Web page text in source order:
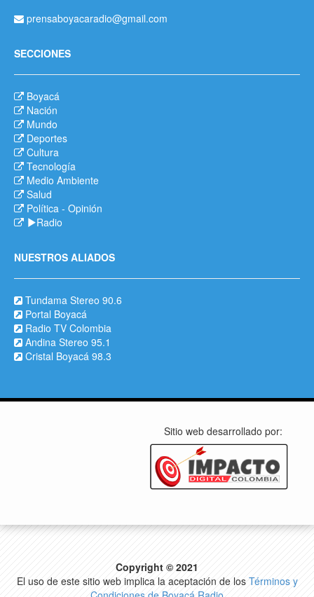
prensaboyacaradio@gmail.com
SECCIONES
Boyacá
Nación
Mundo
Deportes
Cultura
Tecnología
Medio Ambiente
Salud
Política - Opinión
Radio
NUESTROS ALIADOS
Tundama Stereo 90.6
Portal Boyacá
Radio TV Colombia
Andina Stereo 95.1
Cristal Boyacá 98.3
Sitio web desarrollado por:
Copyright © 2021
El uso de este sitio web implica la aceptación de los Términos y